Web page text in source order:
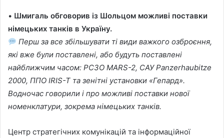
• Шмигаль обговорив із Шольцом можливі поставки
німецьких танків в Україну.
Перш за все збільшувати ті види важкого озброєння,
які вже були поставлені, або будуть поставлені
найближчим часом: РСЗО MARS-2, САУ Panzerhaubitze
2000, ППО IRIS-T та зенітні установки «Гепард».
Водночас говорили і про можливі поставки нової
номенклатури, зокрема німецьких танків.
Центр стратегічних комунікацій та інформаційної